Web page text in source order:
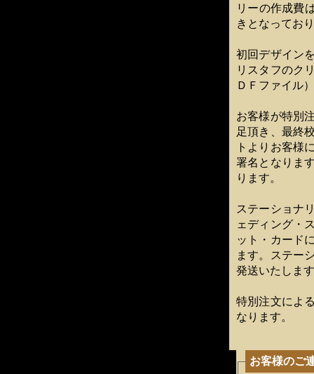
リーの作成費
きとなってお
初回デザイン
リスタフのク
ＤＦファイル
お客様が特別
足頂き、最終
トよりお客様
署名となりま
ります。
ステーショナ
ェディング・
ット・カード
ます。ステー
発送いたしま
特別注文によ
なります。
お客様のご